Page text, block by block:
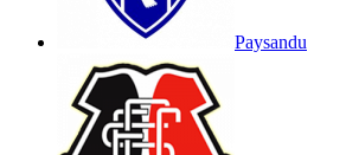
Paysandu